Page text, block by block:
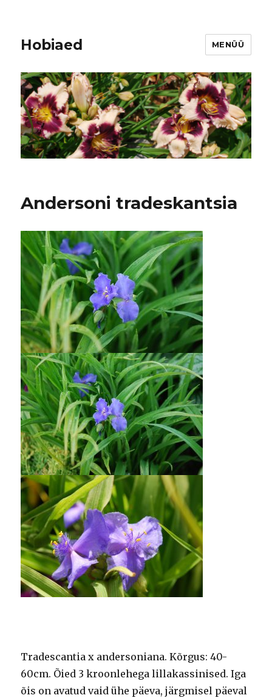
Hobiaed MENÜÜ
Andersoni tradeskantsia
Tradescantia x andersoniana. Kõrgus: 40-
60cm. Õied 3 kroonlehega lillakassinised. Iga
õis on avatud vaid ühe päeva, järgmisel päeval